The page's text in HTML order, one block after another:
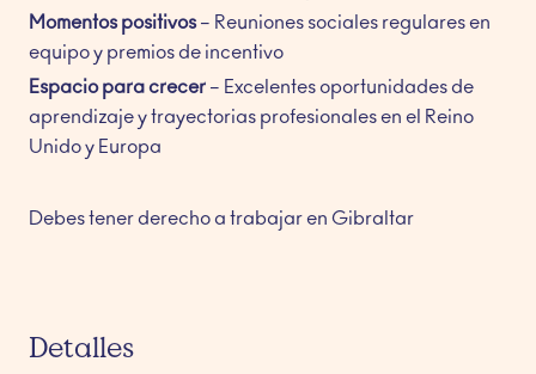
Momentos positivos– Reuniones sociales regulares en
equipo y premios de incentivo
Espacio para crecer – Excelentes oportunidades de
aprendizaje y trayectorias profesionales en el Reino
Unido y Europa
Debes tener derecho a trabajar en Gibraltar
Detalles